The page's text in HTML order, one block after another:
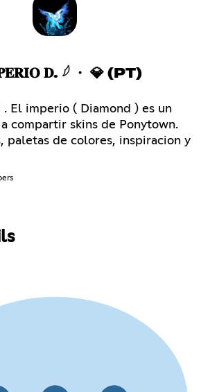
𝐃. 𓆪 ・ 💎 (PT)
. El imperio ( Diamond ) es un
compartir skins de Ponytown.
paletas de colores, inspiracion y